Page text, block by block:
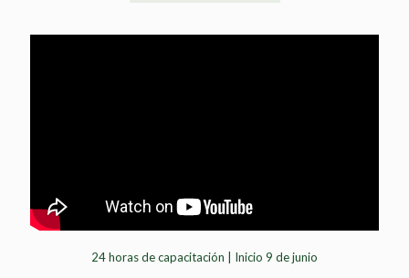
24 horas de capacitación | Inicio 9 de junio